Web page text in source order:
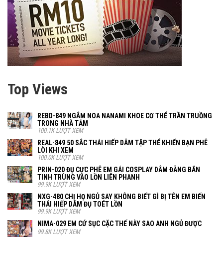
Top Views
REBD-849 NGẮM NOA NANAMI KHOE CƠ THỂ TRẦN TRUỒNG
TRONG NHÀ TẮM
100.1K LƯỢT XEM
REAL-849 50 SẮC THÁI HIẾP DÂM TẬP THỂ KHIẾN BẠN PHÊ
LÒI KHI XEM
100.0K LƯỢT XEM
PRIN-020 ĐỤ CỰC PHÊ EM GÁI COSPLAY DÂM ĐÃNG BẮN
TINH TRÙNG VÀO LỒN LIÊN PHANH
99.9K LƯỢT XEM
NXG-480 CHỊ HỌ NGỦ SAY KHÔNG BIẾT GÌ BỊ TÊN EM BIẾN
THÁI HIẾP DÂM ĐỤ TOÉT LỒN
99.9K LƯỢT XEM
NIMA-029 EM CỨ SỤC CẶC THẾ NÀY SAO ANH NGỦ ĐƯỢC
99.8K LƯỢT XEM